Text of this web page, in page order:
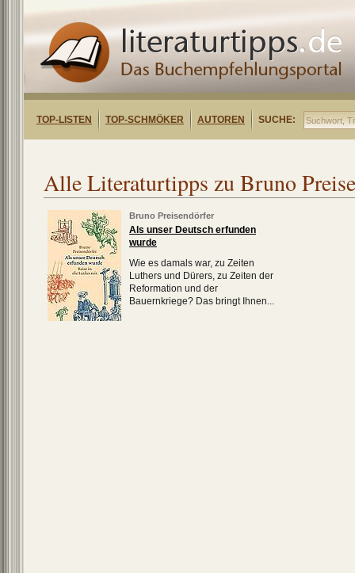
TOP-LISTEN TOP-SCHMÖKER AUTOREN SUCHE:
Alle Literaturtipps zu Bruno
Bruno Preisendörfer
Als unser Deutsch erfunden
wurde
Wie es damals war, zu Zeiten
Luthers und Dürers, zu Zeiten der
Reformation und der
Bauernkriege? Das bringt Ihnen...